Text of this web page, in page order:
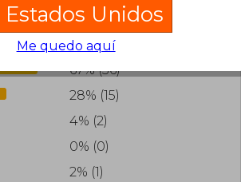
Inicia sesión para poder
evaluación .
67% (36)
28% (15)
4% (2)
0% (0)
2% (1)
Estados Unidos
Me quedo aquí